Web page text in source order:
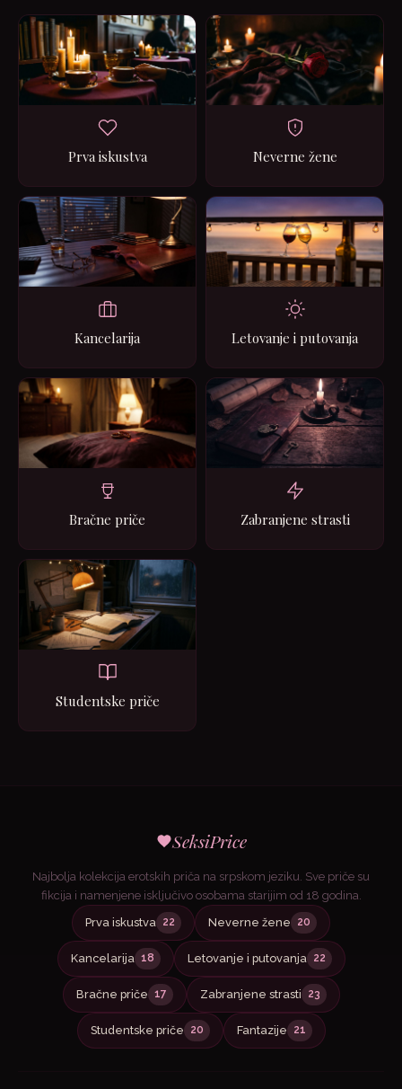
Prva iskustva Neverne žene
Kancelarija Letovanje i putovanja
Bračne priče Zabranjene strasti
Studentske priče
SeksiPrice
Najbolja kolekcija erotskih priča na srpskom jeziku. Sve priče su
fikcija i namenjene isključivo osobama starijim od 18 godina.
Prva iskustva
22 Neverne žene 20
Kancelarija 18 Letovanje i putovanja 22
Bračne priče 17 Zabranjene strasti 23
Studentske priče 20 Fantazije 21